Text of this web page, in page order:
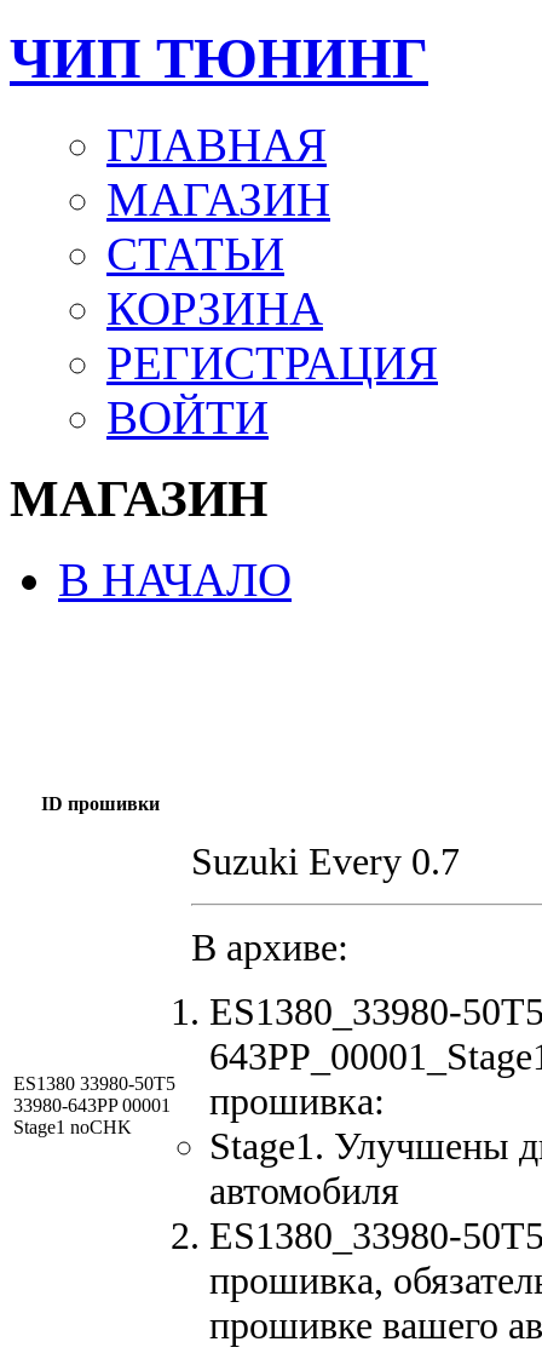
ЧИП ТЮНИНГ
ГЛАВНАЯ
МАГАЗИН
СТАТЬИ
КОРЗИНА
РЕГИСТРАЦИЯ
ВОЙТИ
МАГАЗИН
В НАЧАЛО
ID прошивки
ES1380 33980-50T5
33980-643PP 00001
Stage1 noCHK
Suzuki Every 0.7
В архиве:
ES1380_33980-
прошивка:
Stage1. Улучшены
автомобиля
ES1380_33980-
прошивка,
прошивке вашего